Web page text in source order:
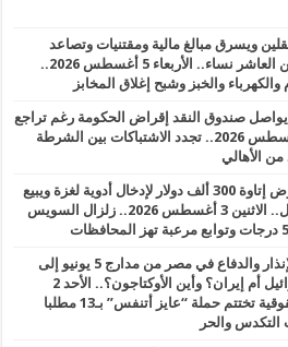
ويسرق مبالغ مالية ومقتنيات وتصاعد
الانتهاكات ضد المعتقلات في سجن العاشر نساء.. الأربعاء 5 أغسطس 2026..
والخبز وشبح إغلاق المخابز
صندوق النقد إقراض الحكومة رغم تراجع
مؤشرات الاقتصاد؟.. الثلاثاء 4 أغسطس 2026.. تجدد الاشتباكات بين الشرطة
الأهالي
“تجارة بالدم والألم”العرجاني يفرض إتاوة 300 ألف دولار لإدخال أدوية لغزة ويبيع
الوقود بأضعاف سعره في إسرائيل.. الاثنين 3 أغسطس 2026.. زلزال السويس
المسيّرة تعيد فتح ملف الرصد والإنذار والدفاع في مصر من مدارج 5 يونيو إلى
ميناء دمياط ومن المستفيد؟ إسرائيل أم إيران؟ وأين الأوكتاجون؟.. الأحد 2
أغسطس 2026م.. 8 منظمات حقوقية تختتم حملة “عايز أتنفس” بـ13 مطلبا
والحر